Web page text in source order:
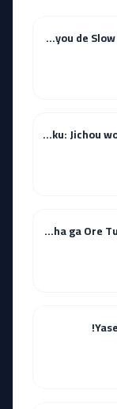
Shin no Nakama ja Nai to Yuusha no Party wo Oidasareta node, Henkyou de Slow Life suru Koto ni Shimashita
Tensei Kizoku no Isekai Boukenroku: Jichou wo Shiranai Kamigami no Shito
Shinchou Yuusha: Kono Yuusha ga Ore Tueee Kuse ni Shinchou Sugiru